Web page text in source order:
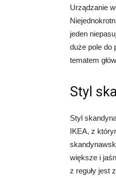
Urządzanie
jeden
duże pole do
tematem
Styl
Styl
IKEA, z
większe i
z reguły jest